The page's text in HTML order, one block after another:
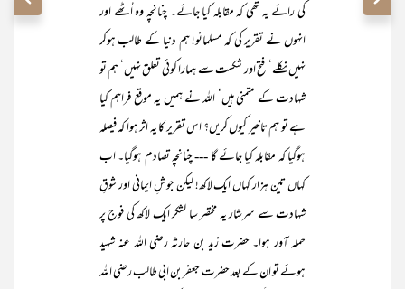
کی رائے یہ تھی کہ مقابلہ کیا جائے۔ چنانچہ وہ اُٹھے اور
انہوں نے تقریر کی کہ مسلمانو! ہم دنیا کے طالب ہوکر
نہیں نکلے‘ فتح اور شکست سے ہمارا کوئی تعلق نہیں‘ ہم تو
شہادت کے متمنی ہیں‘ اللہ نے ہمیں یہ موقع فراہم کیا
ہے تو ہم تاخیر کیوں کریں؟ اس تقریر کا یہ اثر ہوا کہ فیصلہ
ہوگیا کہ مقابلہ کیا جائے گا --- چنانچہ تصادم ہوگیا۔ اب
کہاں تین ہزار کہاں ایک لاکھ! لیکن جوشِ ایمانی اور شوقِ
شہادت سے سرشار یہ مختصر سا لشکر ایک لاکھ کی فوج پر
حملہ آور ہوا۔ حضرت زید بن حارثہ رضی اللہ عنہ شہید
ہوئے تو ان کے بعد حضرت جعفر بن ابی طالب رضی اللہ